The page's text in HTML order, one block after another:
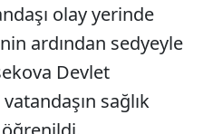
olay yerinde
ardından sedyeyle
Devlet
sağlık